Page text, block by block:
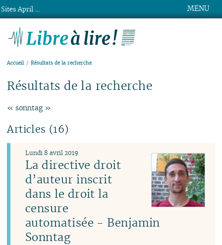
MENU
Accueil Résultats de la recherche
Résultats de la recherche
« sonntag »
Articles (16)
La directive droit
d’auteur inscrit
dans le droit la
censure
automatisée - Benjamin
Sonntag
Lundi 8 avril 2019
Sites April ...